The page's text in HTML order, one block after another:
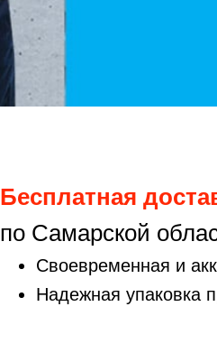
Бесплатная
по Самарской
Своевременная и
Надежная упаковка